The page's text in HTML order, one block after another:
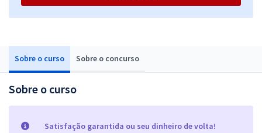
Sobre o curso Sobre o concurso
Sobre o curso
Satisfação garantida ou seu dinheiro de volta!